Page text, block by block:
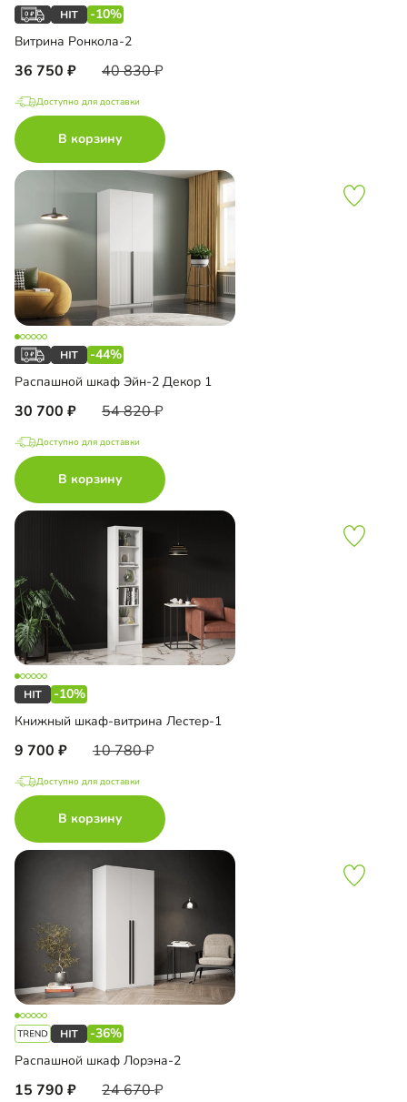
-10%
Витрина Ронкола-2
36 750 40 830
Доступно для доставки
В корзину
-44%
Распашной шкаф Эйн-2 Декор 1
30 700 54 820
Доступно для доставки
В корзину
-10%
Книжный шкаф-витрина Лестер-1
9 700 10 780
Доступно для доставки
В корзину
-36%
Распашной шкаф Лорэна-2
15 790 24 670